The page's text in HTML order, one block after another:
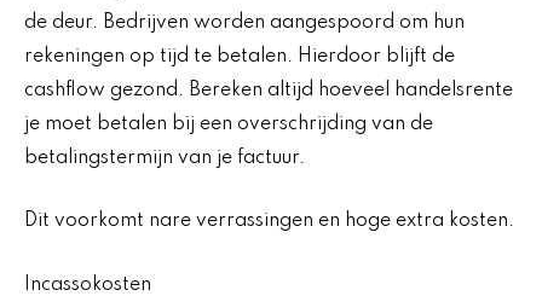
de deur. Bedrijven worden aangespoord om hun
rekeningen op tijd te betalen. Hierdoor blijft de
cashflow gezond. Bereken altijd hoeveel handelsrente
je moet betalen bij een overschrijding van de
betalingstermijn van je factuur.
Dit voorkomt nare verrassingen en hoge extra kosten.
Incassokosten